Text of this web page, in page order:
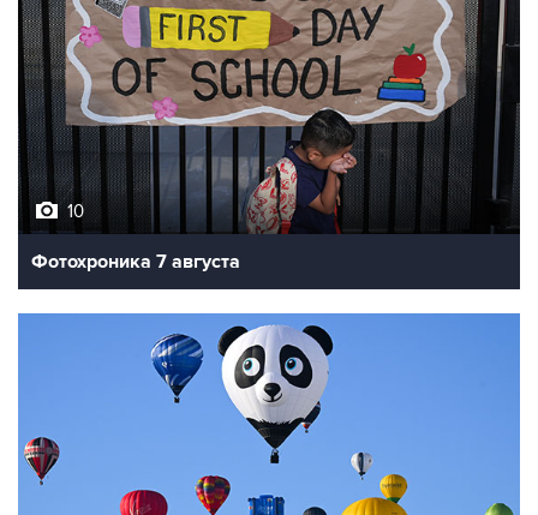
10
Фотохроника 7 августа